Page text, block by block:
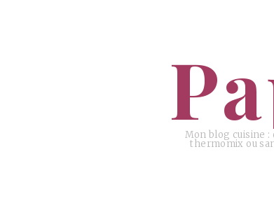
Mon blog cuisine :
thermomix ou